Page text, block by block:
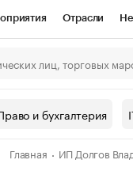
Отрасли
Спецпроекты
валюты
и бухгалтерия
Главная ИП Долгов